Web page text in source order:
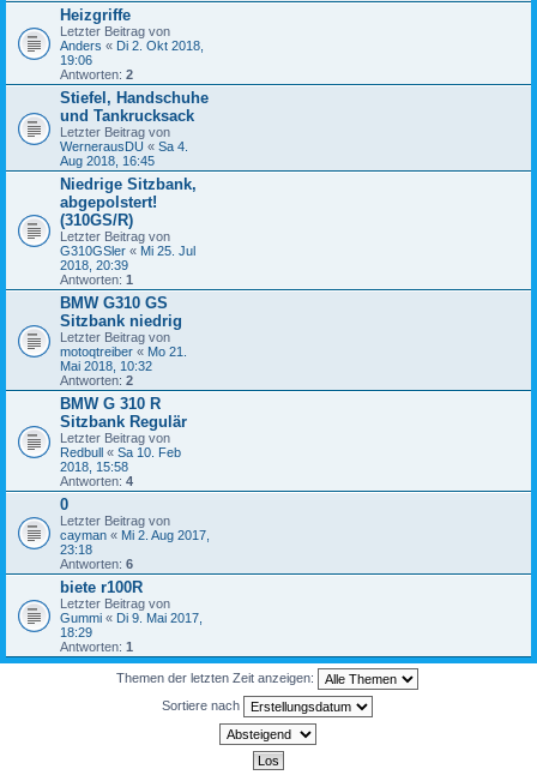
Heizgriffe
Letzter Beitrag von
Anders « Di 2. Okt 2018,
19:06
Antworten: 2
Stiefel, Handschuhe
und Tankrucksack
Letzter Beitrag von
WernerausDU « Sa 4.
Aug 2018, 16:45
Niedrige Sitzbank,
abgepolstert!
(310GS/R)
Letzter Beitrag von
G310GSler « Mi 25. Jul
2018, 20:39
Antworten: 1
BMW G310 GS
Sitzbank niedrig
Letzter Beitrag von
motoqtreiber « Mo 21.
Mai 2018, 10:32
Antworten: 2
BMW G 310 R
Sitzbank Regulär
Letzter Beitrag von
Redbull « Sa 10. Feb
2018, 15:58
Antworten: 4
0
Letzter Beitrag von
cayman « Mi 2. Aug 2017,
23:18
Antworten: 6
biete r100R
Letzter Beitrag von
Gummi « Di 9. Mai 2017,
18:29
Antworten: 1
Themen der letzten Zeit anzeigen:
Sortiere nach